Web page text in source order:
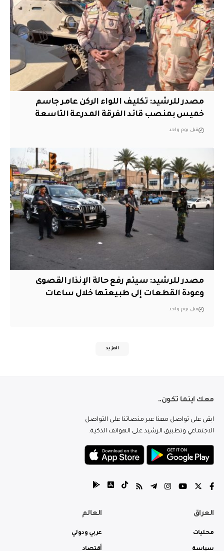
مصدر للرشيد: تكليف اللواء الركن عامر جاسم
خميس بمنصب قائد الفرقة المدرعة التاسعة
قبل يوم واحد
مصدر للرشيد: سيتم رفع حالة الإنذار القصوى
وعودة القطعات إلى طبيعتها خلال ساعات
قبل يوم واحد
المزيد
معك اينما تكون..
ابقى على تواصل معنا عبر منصاتنا على التواصل
الاجتماعي وتطبيق الرشيد على الهواتف الذكية.
العراق
محليات
سياسة
العالم
عربي ودولي
أقتصاد